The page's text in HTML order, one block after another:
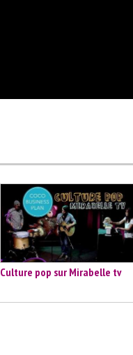
Culture pop sur Mirabelle tv